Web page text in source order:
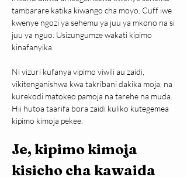
tambarare katika kiwango cha moyo. Cuff iwe
kwenye ngozi ya sehemu ya juu ya mkono na si
juu ya nguo. Usizungumze wakati kipimo
kinafanyika.
Ni vizuri kufanya vipimo viwili au zaidi,
vikitenganishwa kwa takribani dakika moja, na
kurekodi matokeo pamoja na tarehe na muda.
Hii hutoa taarifa bora zaidi kuliko kutegemea
kipimo kimoja pekee.
Je, kipimo kimoja
kisicho cha kawaida